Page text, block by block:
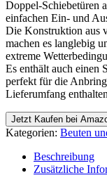
Doppel-Schiebetüren
einfachen Ein- und
Die Konstruktion aus
machen es langlebig
extreme
Es enthält auch einen
perfekt für die
Lieferumfang
Jetzt Kaufen bei
Kategorien: Beuten
Beschreibung
Zusätzliche